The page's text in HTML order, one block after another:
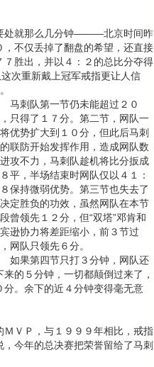
就那么几分钟———北京时间昨
不仅丢掉了翻盘的希望，还直接
胜出，并以４：２的总比分夺得
次重新戴上冠军戒指更让人信
刺队第一节仍未能超过２０
只得了１７分。第二节，网队一
优势扩大到１０分，但此后马刺
联防开始发挥作用，造成网队数
攻不力，马刺队趁机将比分扳成
平，半场结束时网队仅以４１：
８保持微弱优势。第三节也失去了
定胜负的功效，虽然网队在本节
曾领先１２分，但“双塔”邓肯和
逊协力将差距缩小，前３节过
网队只领先６分。
果第四节只打３分钟，网队还
的５分钟，一切都颠倒过来了，
。余下的近４分钟变得毫无意
ＶＰ，与１９９９年相比，戒指
今年的总决赛把荣誉留给了马刺